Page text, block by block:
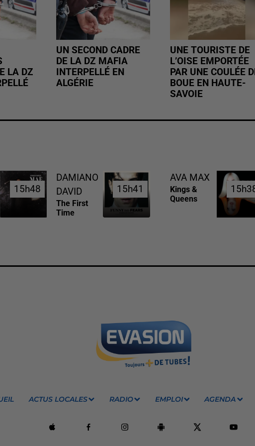
LA DZ
UN SECOND CADRE
DE LA DZ MAFIA
INTERPELLÉ EN
ALGÉRIE
UNE TOURISTE DE
L’OISE EMPORTÉE
PAR UNE COULÉE
BOUE EN HAUTE-
SAVOIE
15h48
15h48
DAMIANO
DAVID
The First
Time
15h41
15h41
AVA MAX
Kings &
Queens
ACTUS LOCALES RADIO EMPLOI AGENDA